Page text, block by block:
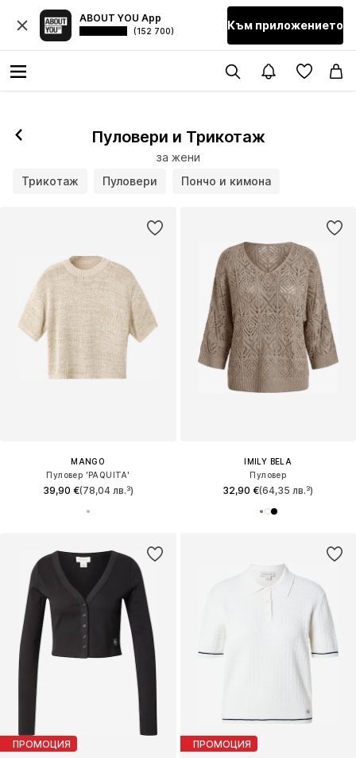
ABOUT YOU App
(152 700) Към приложението
Пуловери и Трикотаж
за жени
Трикотаж
Пуловери Пончо и кимона
MANGO
Пуловер 'PAQUITA'
39,90 €(78,04 лв.³)
IMILY BELA
Пуловер
32,90 €(64,35 лв.³)
ПРОМОЦИЯ ПРОМОЦИЯ